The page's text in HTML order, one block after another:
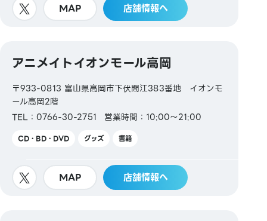
MAP 店舗情報へ
アニメイトイオンモール高岡
〒933-0813 富山県高岡市下伏間江383番地 イオンモ
ール高岡2階
TEL：0766-30-2751
営業時間：10:00～21:00
CD・BD・DVD グッズ 書籍
MAP 店舗情報へ